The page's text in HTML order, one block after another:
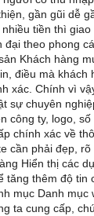
gần gũi dễ
tiền thì
đại theo phong
Khách hàng
điều mà khách
xác. Chính vì
sự chuyên
công ty, logo,
chính xác về
cần phải đẹp,
Hiển thị các
tăng thêm độ tin
mục Danh
ta cung cấp,